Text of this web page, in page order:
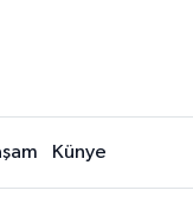
Künye